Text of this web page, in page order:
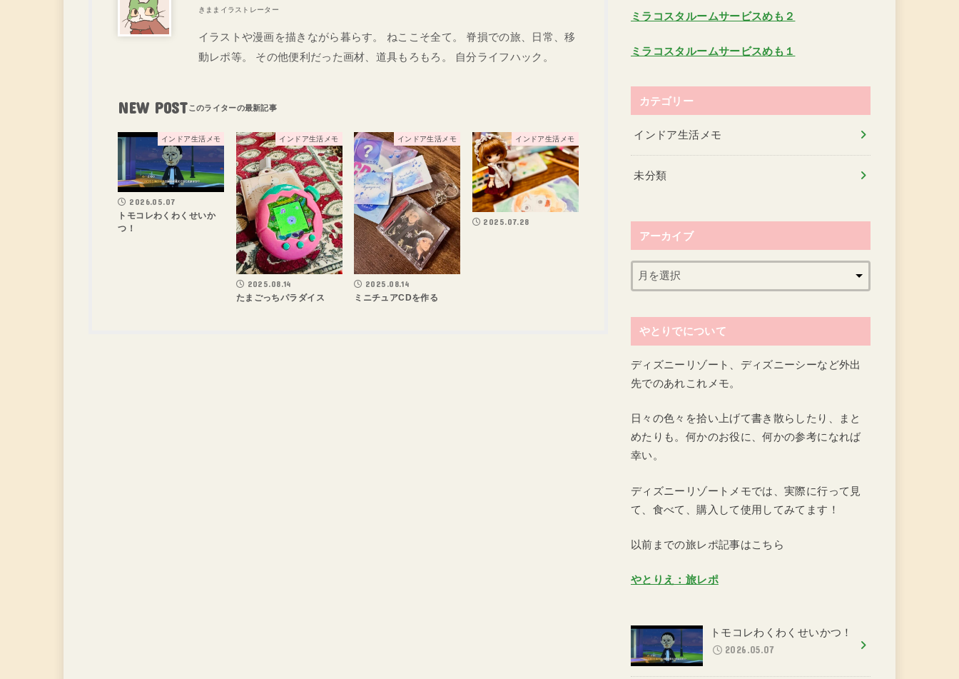
きままイラストレーター
イラストや漫画を描きながら暮らす。 ねここそ全て。 脊損での旅、日常、移
動レポ等。 その他便利だった画材、道具もろもろ。 自分ライフハック。
NEW POST
インドア生活メモ
2026.05.07
トモコレわくわくせいか
つ！
インドア生活メモ
2025.08.14
たまごっちパラダイス
インドア生活メモ
2025.08.14
ミニチュアCDを作る
インドア生活メモ
2025.07.28
ミラコスタルームサービスめも２
ミラコスタルームサービスめも１
カテゴリー
インドア生活メモ
未分類
アーカイブ
やとりでについて
ディズニーリゾート、ディズニーシーなど外出
先でのあれこれメモ。
日々の色々を拾い上げて書き散らしたり、まと
めたりも。何かのお役に、何かの参考になれば
幸い。
ディズニーリゾートメモでは、実際に行って見
て、食べて、購入して使用してみてます！
以前までの旅レポ記事はこちら
やとりえ：旅レポ
トモコレわくわくせいかつ！
2026.05.07